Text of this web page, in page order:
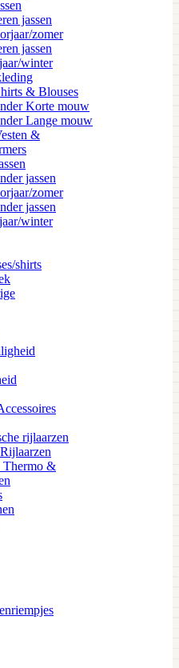
jassen
zomer
jassen
winter
& Blouses
Korte mouw
Lange mouw
&
jassen
zomer
jassen
winter
shirts
rijlaarzen
Thermo &